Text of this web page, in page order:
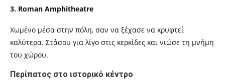
3. Roman Amphitheatre
Χωμένο μέσα στην πόλη, σαν να ξέχασε να κρυφτεί
καλύτερα. Στάσου για λίγο στις κερκίδες και νιώσε τη μνήμη
του χώρου.
Περίπατος στο ιστορικό κέντρο